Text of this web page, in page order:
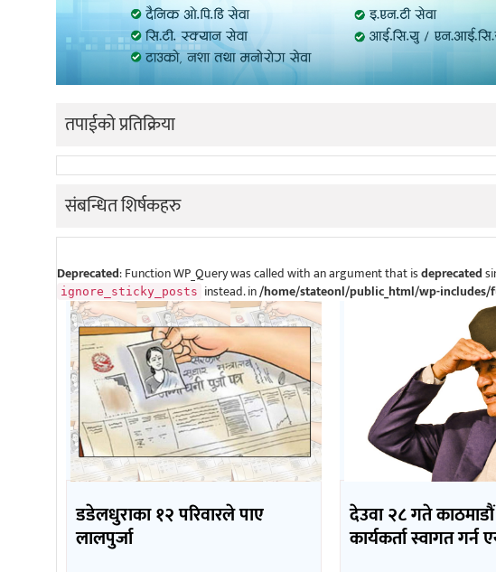
तपाईको प्रतिक्रिया
संबन्धित शिर्षकहरु
Deprecated: Function WP_Query was called with an argument that isdeprecated
ignore_sticky_posts instead. in/home/stateonl/public_html/wp-includes/
डडेलधुराका १२ परिवारले पाए
लालपुर्जा
देउवा २८ गते काठमाडौं
कार्यकर्ता स्वागत गर्न